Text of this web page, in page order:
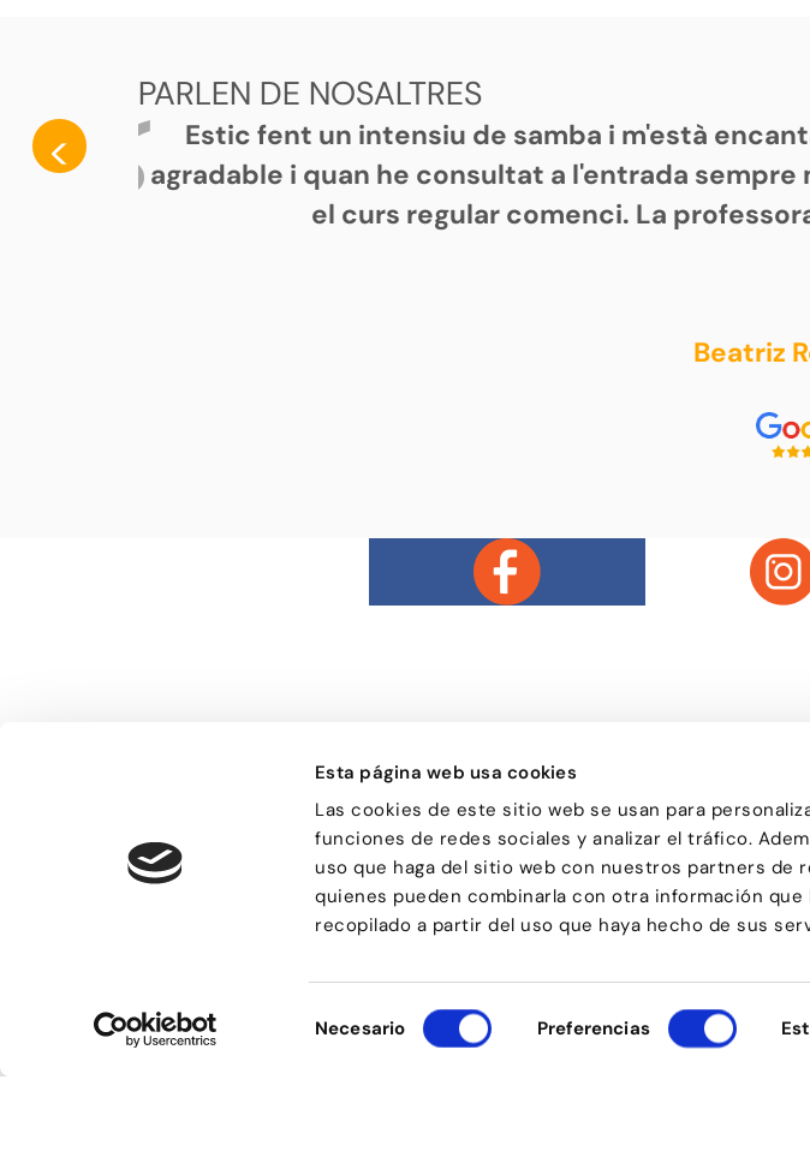
Esta página web usa cookies
Las cookies de este sitio web se usan para
funciones de redes sociales y analizar el tráfico.
uso que haga del sitio web con nuestros partners de
quienes pueden combinarla con otra información que
recopilado a partir del uso que haya hecho de sus
de
Necesario Preferencias
PARLEN DE NOSALTRES
<
Estic fent un intensiu de samba i m'està
agradable i quan he consultat a l'entrada
el curs regular comenci. La
Beatriz
Bailongu és una escola de ball de Barcelona, on
gent molt diversa i de totes les edats descobreix
el gust per aprendre a ballar i troba en el ball una
manera de passar-ho bé i de compartir
sensacions.
© Bailongu 2015.